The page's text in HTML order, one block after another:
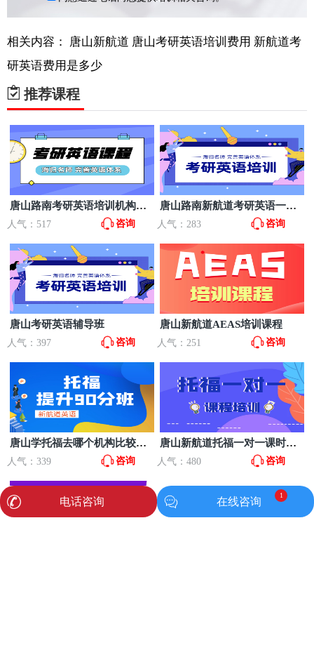
相关内容： 唐山新航道 唐山考研英语培训费用 新航道考
研英语费用是多少
推荐课程
唐山路南考研英语培训机构哪
家好？
人气：517 咨询
唐山路南新航道考研英语一对
一多少钱？
人气：283 咨询
唐山考研英语辅导班
人气：397 咨询
唐山新航道AEAS培训课程
人气：251 咨询
唐山学托福去哪个机构比较
好？
人气：339 咨询
唐山新航道托福一对一课时费
多少？
人气：480 咨询
电话咨询 在线咨询
1